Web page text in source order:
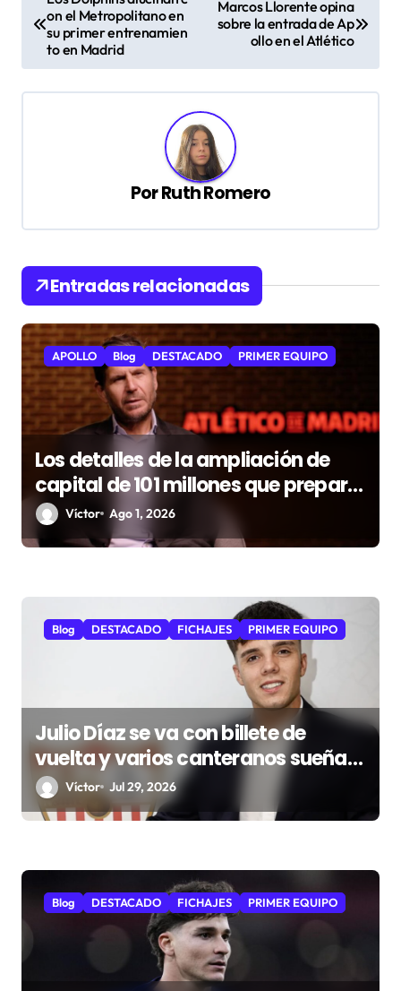
a
ó
n
d
e
e
n
t
r
a
d
a
s
on el Metropolitano en
su primer entrenamien
to en Madrid
Marcos Llorente opina
sobre la entrada de Ap
ollo en el Atlético
PorRuth Romero
Entradas relacionadas
APOLLO Blog DESTACADO PRIMER EQUIPO
Los detalles de la ampliación de
capital de 101 millones que prepara
el Atlético
Víctor Ago 1, 2026
Blog DESTACADO FICHAJES PRIMER EQUIPO
Julio Díaz se va con billete de
vuelta y varios canteranos sueñan
con el primer equipo
Víctor Jul 29, 2026
Blog DESTACADO FICHAJES PRIMER EQUIPO